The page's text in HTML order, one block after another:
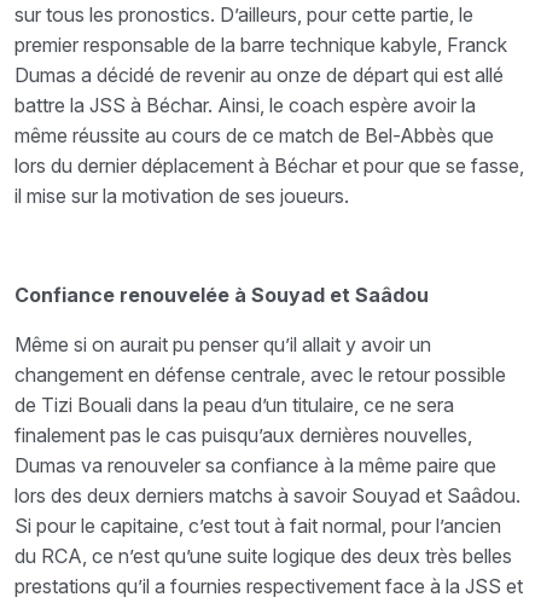
sur tous les pronostics. D’ailleurs, pour cette partie, le
premier responsable de la barre technique kabyle, Franck
Dumas a décidé de revenir au onze de départ qui est allé
battre la JSS à Béchar. Ainsi, le coach espère avoir la
même réussite au cours de ce match de Bel-Abbès que
lors du dernier déplacement à Béchar et pour que se fasse,
il mise sur la motivation de ses joueurs.
Confiance renouvelée à Souyad et Saâdou
Même si on aurait pu penser qu’il allait y avoir un
changement en défense centrale, avec le retour possible
de Tizi Bouali dans la peau d’un titulaire, ce ne sera
finalement pas le cas puisqu’aux dernières nouvelles,
Dumas va renouveler sa confiance à la même paire que
lors des deux derniers matchs à savoir Souyad et Saâdou.
Si pour le capitaine, c’est tout à fait normal, pour l’ancien
du RCA, ce n’est qu’une suite logique des deux très belles
prestations qu’il a fournies respectivement face à la JSS et